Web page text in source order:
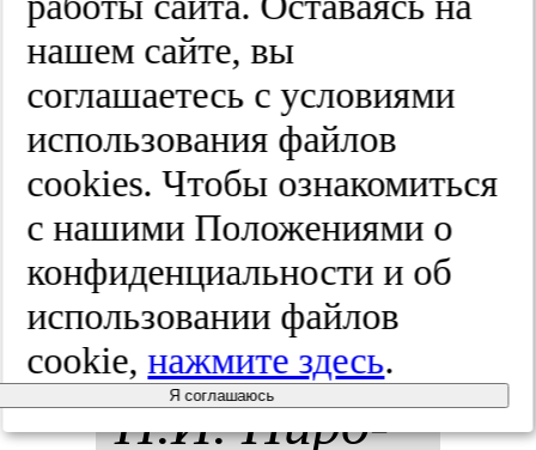
рас­
простра­не­
ни­ем III и
IV ти­пов.
Хи­рур­гия.
Жур­нал им.
Н.И. Пи­ро­
нашем сайте, вы
соглашаетесь с условиями
использования файлов
cооkies. Чтобы ознакомиться
с нашими Положениями о
конфиденциальности и об
использовании файлов
cookie,нажмите здесь.
Я соглашаюсь